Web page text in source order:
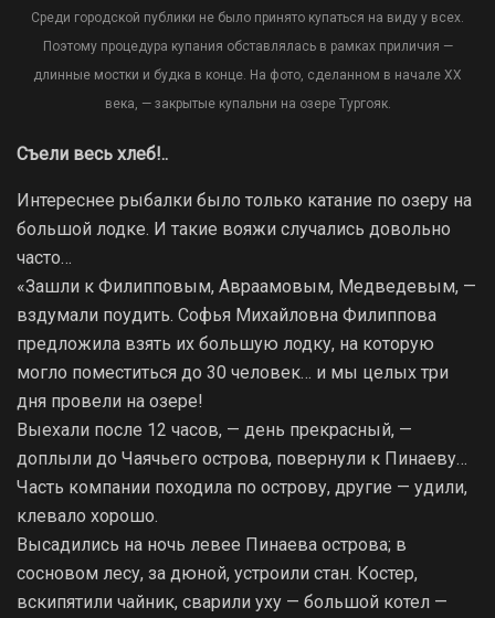
Среди городской публики не было принято купаться на виду у всех.
Поэтому процедура купания обставлялась в рамках приличия —
длинные мостки и будка в конце. На фото, сделанном в начале XX
века, — закрытые купальни на озере Тургояк.
Съели весь хлеб!..
Интереснее рыбалки было только катание по озеру на
большой лодке. И такие вояжи случались довольно
часто…
«Зашли к Филипповым, Авраамовым, Медведевым, —
вздумали поудить. Софья Михайловна Филиппова
предложила взять их большую лодку, на которую
могло поместиться до 30 человек… и мы целых три
дня провели на озере!
Выехали после 12 часов, — день прекрасный, —
доплыли до Чаячьего острова, повернули к Пинаеву…
Часть компании походила по острову, другие — удили,
клевало хорошо.
Высадились на ночь левее Пинаева острова; в
сосновом лесу, за дюной, устроили стан. Костер,
вскипятили чайник, сварили уху — большой котел —